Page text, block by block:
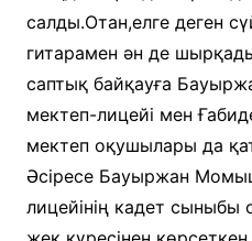
салды.Отан,елге деген
гитарамен ән де
саптық байқауға
мектеп-лицейі мен
мектеп оқушылары да
Әсіресе Бауыржан
лицейінің кадет